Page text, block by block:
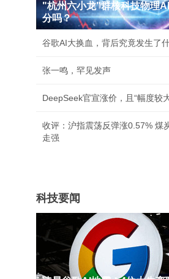
"杭州六小龙"群核科技物理
分吗？
谷歌AI大换血，背后究竟发生了
张一鸣，罕见发声
DeepSeek官宣涨价，且“幅度较大
收评：沪指震荡反弹涨0.57% 煤
走强
科技要闻